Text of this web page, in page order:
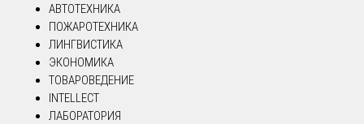
АВТОТЕХНИКА
ПОЖАРОТЕХНИКА
ЛИНГВИСТИКА
ЭКОНОМИКА
ТОВАРОВЕДЕНИЕ
INTELLECT
ЛАБОРАТОРИЯ